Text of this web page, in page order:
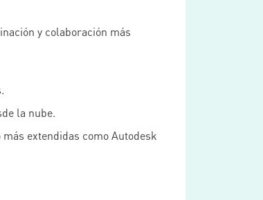
y colaboración más
la nube.
extendidas como Autodesk